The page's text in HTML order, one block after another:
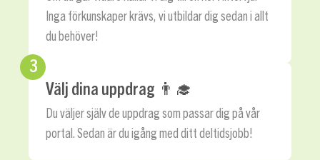
Inga förkunskaper krävs, vi utbildar dig sedan i allt
du behöver!
3
Välj dina uppdrag ‍👨‍🎓
Du väljer själv de uppdrag som passar dig på vår
portal. Sedan är du igång med ditt deltidsjobb!